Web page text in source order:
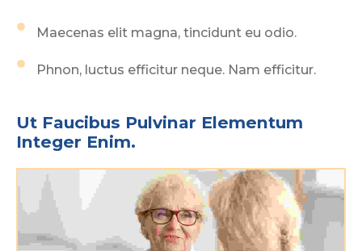
Maecenas elit magna, tincidunt eu odio.
Phnon, luctus efficitur neque. Nam efficitur.
Ut Faucibus Pulvinar Elementum
Integer Enim.